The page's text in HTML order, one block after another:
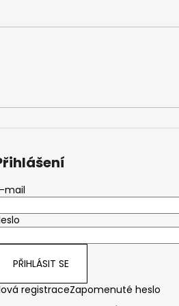
mail
PŘIHLÁSIT SE
registraceZapomenuté heslo